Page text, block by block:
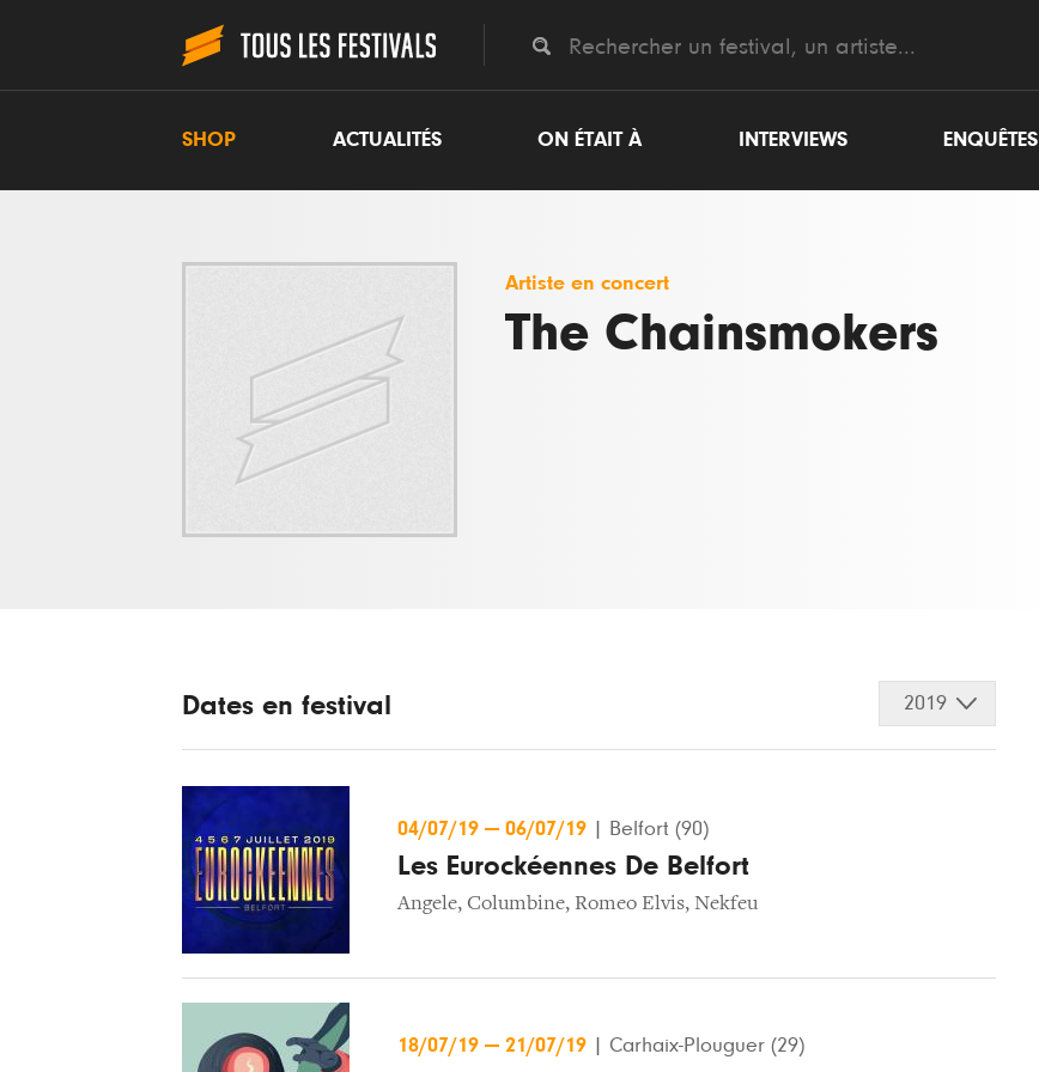
SHOP ACTUALITÉS ON ÉTAIT À INTERVIEWS ENQUÊTES
Artiste en concert
The Chainsmokers
Dates en festival 2019
04/07/19 — 06/07/19 Belfort (90)
Les Eurockéennes De Belfort
Angele, Columbine, Romeo Elvis, Nekfeu
18/07/19 — 21/07/19 Carhaix-Plouguer (29)